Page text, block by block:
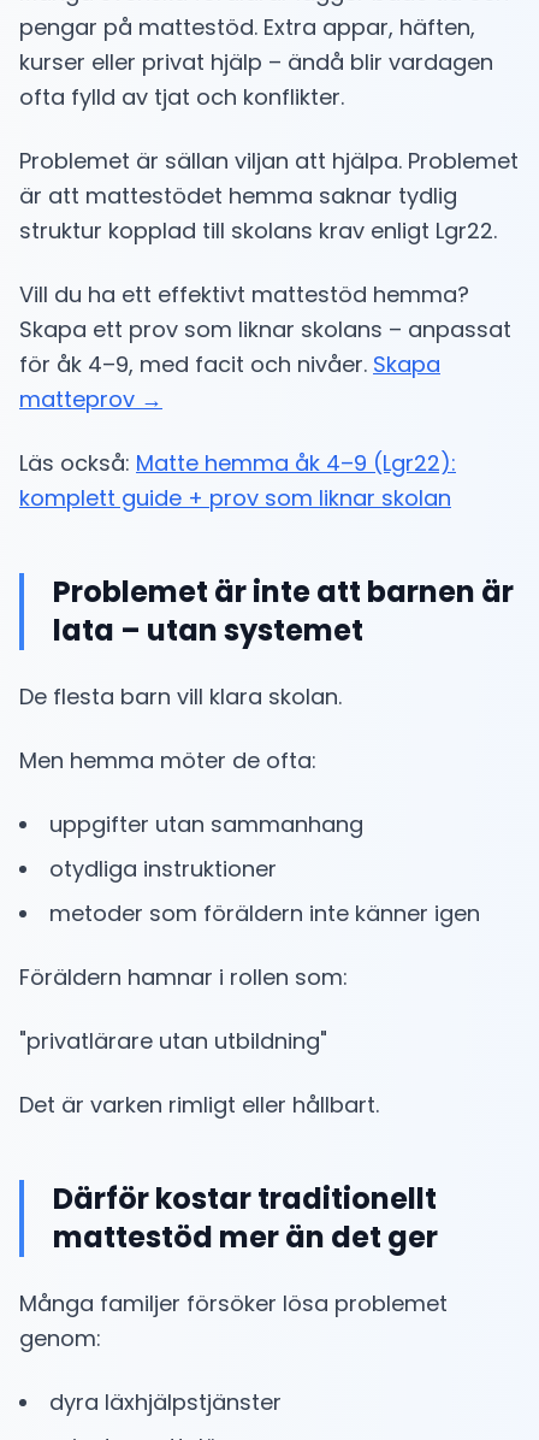
pengar på mattestöd. Extra appar, häften,
kurser eller privat hjälp – ändå blir vardagen
ofta fylld av tjat och konflikter.
Problemet är sällan viljan att hjälpa. Problemet
är att mattestödet hemma saknar tydlig
struktur kopplad till skolans krav enligt Lgr22.
Vill du ha ett effektivt mattestöd hemma?
Skapa ett prov som liknar skolans – anpassat
för åk 4–9, med facit och nivåer. Skapa
matteprov →
Läs också: Matte hemma åk 4–9 (Lgr22):
komplett guide + prov som liknar skolan
Problemet är inte att barnen är
lata – utan systemet
De flesta barn vill klara skolan.
Men hemma möter de ofta:
uppgifter utan sammanhang
otydliga instruktioner
metoder som föräldern inte känner igen
Föräldern hamnar i rollen som:
"privatlärare utan utbildning"
Det är varken rimligt eller hållbart.
Därför kostar traditionellt
mattestöd mer än det ger
Många familjer försöker lösa problemet
genom:
dyra läxhjälpstjänster